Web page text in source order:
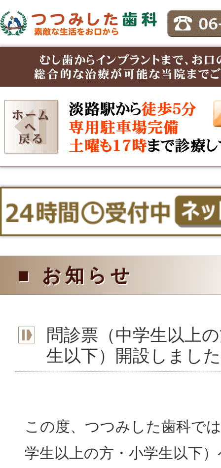
■ お知らせ
問診票（中学生以上
生以下）開設しました
この度、つつみした歯科で
学生以上の方・小学生以下